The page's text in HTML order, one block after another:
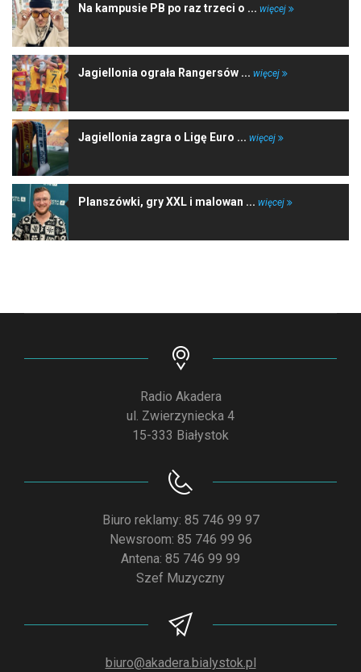
Na kampusie PB po raz trzeci o ... więcej
Jagiellonia ograła Rangersów ... więcej
Jagiellonia zagra o Ligę Euro ... więcej
Planszówki, gry XXL i malowan ... więcej
Radio Akadera
ul. Zwierzyniecka 4
15-333 Białystok
Biuro reklamy: 85 746 99 97
Newsroom: 85 746 99 96
Antena: 85 746 99 99
Szef Muzyczny
biuro@akadera.bialystok.pl